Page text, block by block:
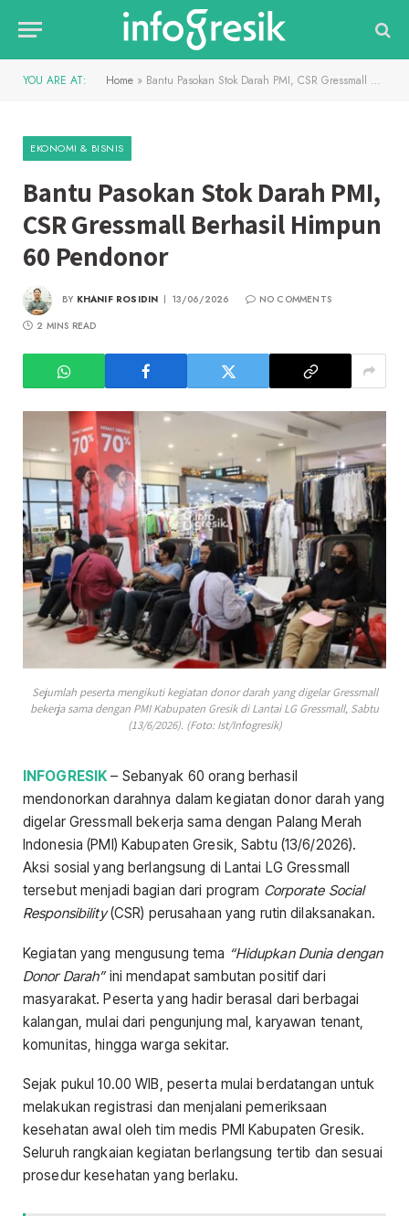
YOU ARE AT: Home » Bantu Pasokan Stok Darah PMI, CSR Gressmall Berhasil Himpun 60 Pendonor
EKONOMI & BISNIS
Bantu Pasokan Stok Darah PMI,
CSR Gressmall Berhasil Himpun
60 Pendonor
BY KHANIF ROSIDIN 13/06/2026
NO COMMENTS
2 MINS READ
Sejumlah peserta mengikuti kegiatan donor darah yang digelar Gressmall
bekerja sama dengan PMI Kabupaten Gresik di Lantai LG Gressmall, Sabtu
(13/6/2026). (Foto: Ist/Infogresik)
INFOGRESIK – Sebanyak 60 orang berhasil
mendonorkan darahnya dalam kegiatan donor darah yang
digelar Gressmall bekerja sama dengan Palang Merah
Indonesia (PMI) Kabupaten Gresik, Sabtu (13/6/2026).
Aksi sosial yang berlangsung di Lantai LG Gressmall
tersebut menjadi bagian dari program Corporate Social
Responsibility(CSR) perusahaan yang rutin dilaksanakan.
Kegiatan yang mengusung tema “Hidupkan Dunia dengan
Donor Darah”ini mendapat sambutan positif dari
masyarakat. Peserta yang hadir berasal dari berbagai
kalangan, mulai dari pengunjung mal, karyawan tenant,
komunitas, hingga warga sekitar.
Sejak pukul 10.00 WIB, peserta mulai berdatangan untuk
melakukan registrasi dan menjalani pemeriksaan
kesehatan awal oleh tim medis PMI Kabupaten Gresik.
Seluruh rangkaian kegiatan berlangsung tertib dan sesuai
prosedur kesehatan yang berlaku.